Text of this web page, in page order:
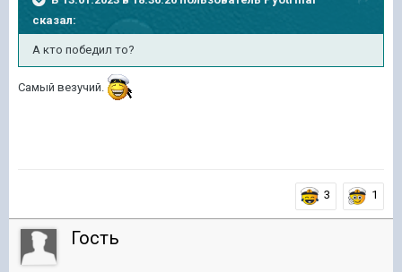
сказал:
А кто победил то?
Самый везучий.
3 1
Гость